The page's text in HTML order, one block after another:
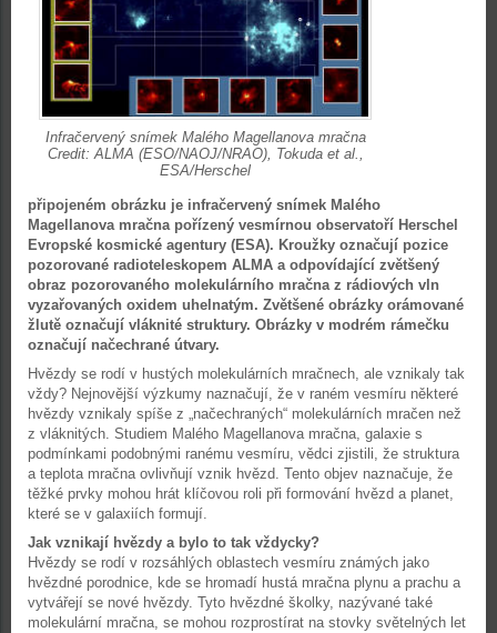
Infračervený snímek Malého Magellanova mračna
Credit: ALMA (ESO/NAOJ/NRAO), Tokuda et al.,
ESA/Herschel
připojeném obrázku je infračervený snímek Malého
Magellanova mračna pořízený vesmírnou observatoří Herschel
Evropské kosmické agentury (ESA). Kroužky označují pozice
pozorované radioteleskopem ALMA a odpovídající zvětšený
obraz pozorovaného molekulárního mračna z rádiových vln
vyzařovaných oxidem uhelnatým. Zvětšené obrázky orámované
žlutě označují vláknité struktury. Obrázky v modrém rámečku
označují načechrané útvary.
Hvězdy se rodí v hustých molekulárních mračnech, ale vznikaly tak
vždy? Nejnovější výzkumy naznačují, že v raném vesmíru některé
hvězdy vznikaly spíše z „načechraných“ molekulárních mračen než
z vláknitých. Studiem Malého Magellanova mračna, galaxie s
podmínkami podobnými ranému vesmíru, vědci zjistili, že struktura
a teplota mračna ovlivňují vznik hvězd. Tento objev naznačuje, že
těžké prvky mohou hrát klíčovou roli při formování hvězd a planet,
které se v galaxiích formují.
Jak vznikají hvězdy a bylo to tak vždycky?
Hvězdy se rodí v rozsáhlých oblastech vesmíru známých jako
hvězdné porodnice, kde se hromadí hustá mračna plynu a prachu a
vytvářejí se nové hvězdy. Tyto hvězdné školky, nazývané také
molekulární mračna, se mohou rozprostírat na stovky světelných let